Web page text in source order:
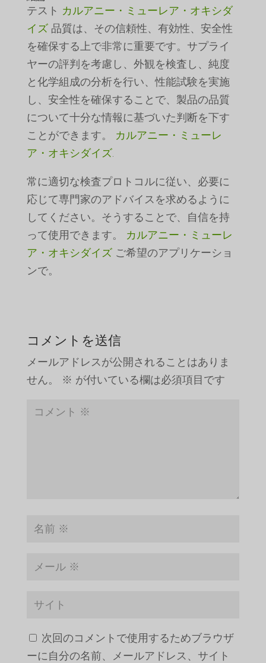
テスト カルアニー・ミューレア・オキシダ
イズ品質は、その信頼性、有効性、安全性
を確保する上で非常に重要です。サプライ
ヤーの評判を考慮し、外観を検査し、純度
と化学組成の分析を行い、性能試験を実施
し、安全性を確保することで、製品の品質
について十分な情報に基づいた判断を下す
ことができます。
カルアニー・ミューレ
ア・オキシダイズ.
常に適切な検査プロトコルに従い、必要に
応じて専門家のアドバイスを求めるように
してください。そうすることで、自信を持
って使用できます。
カルアニー・ミューレ
ア・オキシダイズご希望のアプリケーショ
ンで。
コメントを送信
メールアドレスが公開されることはありま
せん。
※ が付いている欄は必須項目です
次回のコメントで使用するためブラウザ
ーに自分の名前、メールアドレス、サイト